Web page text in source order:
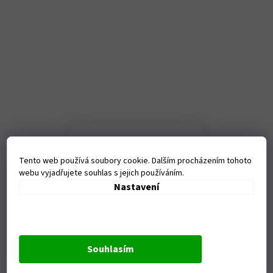
Tento web používá soubory cookie. Dalším procházením tohoto
webu vyjadřujete souhlas s jejich používáním.
Nastavení
Souhlasím
prodejna
Tanvaldská 1458, Liberec-